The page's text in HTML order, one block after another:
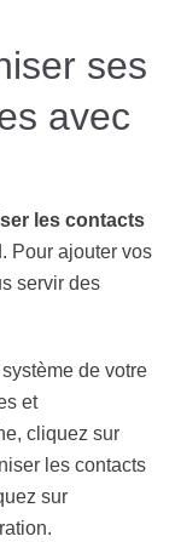
ses
avec
les contacts
Pour ajouter vos
servir des
de votre
et
cliquez sur
les contacts
sur